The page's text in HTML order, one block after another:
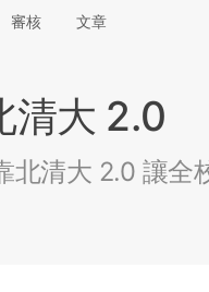
審核 文章
清大 2.0
北清大 2.0 讓全